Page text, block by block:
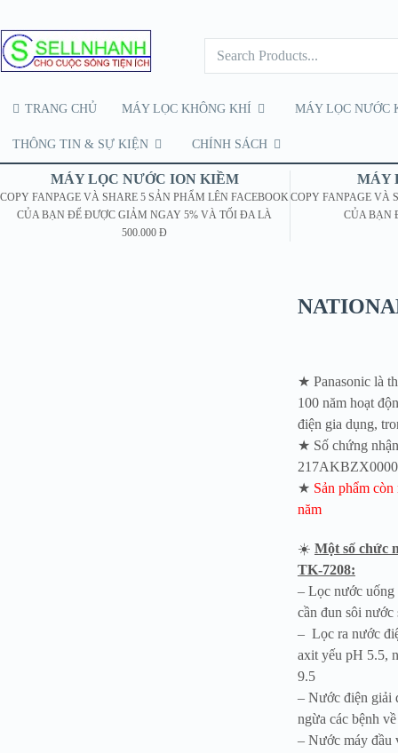
TRANG CHỦ MÁY LỌC KHÔNG KHÍ MÁY LỌC NƯỚC
THÔNG TIN & SỰ KIỆN CHÍNH SÁCH
MÁY LỌC NƯỚC ION KIỀM
COPY FANPAGE VÀ SHARE 5 SẢN PHẨM LÊN FACEBOOK
CỦA BẠN ĐỂ ĐƯỢC GIẢM NGAY 5% VÀ TỐI ĐA LÀ
500.000 Đ
MÁY
COPY FANPAGE VÀ
CỦA BẠN
★ Panasonic là
100 năm hoạt
điện gia dụng,
★ Số chứng
★ Sản phẩm
năm
☀️ Một số chức
TK-7208:
– Lọc nước
cần đun sôi
– Lọc ra nước
axit yếu pH 5.5,
9.5
– Nước điện giải
ngừa các bệnh
– Nước máy đầu